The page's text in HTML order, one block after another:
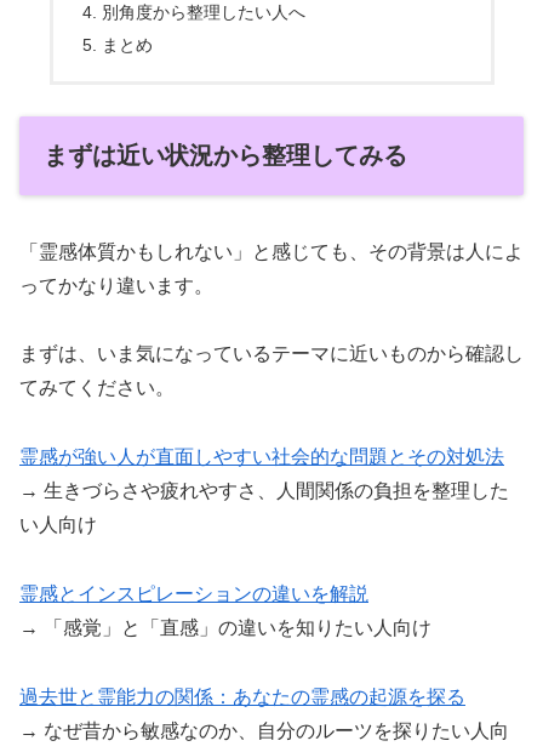
別角度から整理したい人へ
まとめ
まずは近い状況から整理してみる
「霊感体質かもしれない」と感じても、その背景は人によ
ってかなり違います。
まずは、いま気になっているテーマに近いものから確認し
てみてください。
霊感が強い人が直面しやすい社会的な問題とその対処法
→ 生きづらさや疲れやすさ、人間関係の負担を整理した
い人向け
霊感とインスピレーションの違いを解説
→ 「感覚」と「直感」の違いを知りたい人向け
過去世と霊能力の関係：あなたの霊感の起源を探る
→ なぜ昔から敏感なのか、自分のルーツを探りたい人向